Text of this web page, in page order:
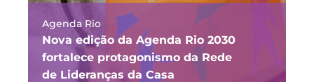
Agenda Rio
Nova edição da Agenda Rio 2030
fortalece protagonismo da Rede
de Lideranças da Casa